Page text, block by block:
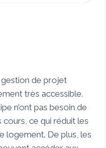
gestion de projet
très accessible.
n’ont pas besoin de
ce qui réduit les
logement. De plus, les